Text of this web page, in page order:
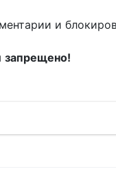
и
запрещено!